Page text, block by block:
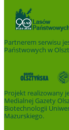
Partnerem serwisu
Państwowych w
Projekt realizowany
Medialnej Gazety
Biotechnologii
Mazurskiego.